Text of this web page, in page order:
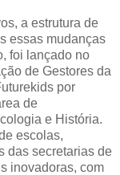
a estrutura de
essas mudanças
foi lançado no
de Gestores da
por
de
e História.
escolas,
das secretarias de
inovadoras, com